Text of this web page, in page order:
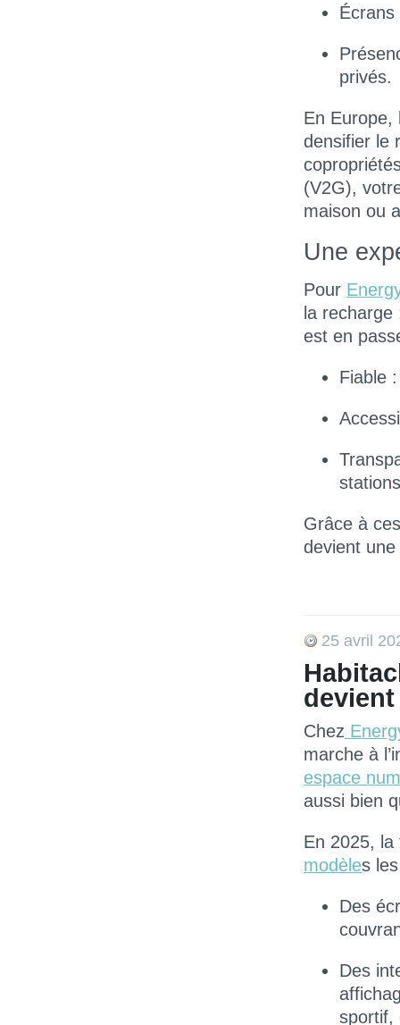
privés.
En Europe,
densifier le
(V2G),
maison ou
Une
Pour
la
est en
Fiable
Grâce à
devient
25 avril
Chez
marche à
espace
aussi bien
En 2025,
modèles
Des
Des
sportif,